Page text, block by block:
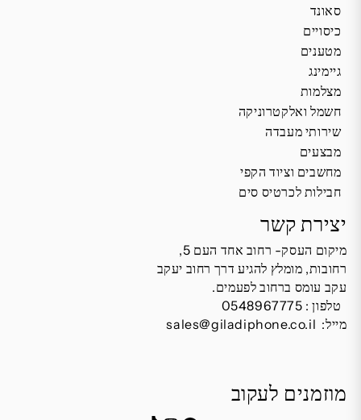
סאונד
כיסויים
מטענים
גיימינג
מצלמות
חשמל ואלקטרוניקה
שירותי מעבדה
מבצעים
מחשבים וציוד הקפי
חבילות לכרטיס סים
יצירת קשר
מיקום העסק- רחוב אחד העם 5,
רחובות, מומלץ להגיע דרך רחוב יעקב
עקב עומס ברחוב לפעמים.
טלפון : 0548967775
מייל: sales@giladiphone.co.il
מוזמנים לעקוב